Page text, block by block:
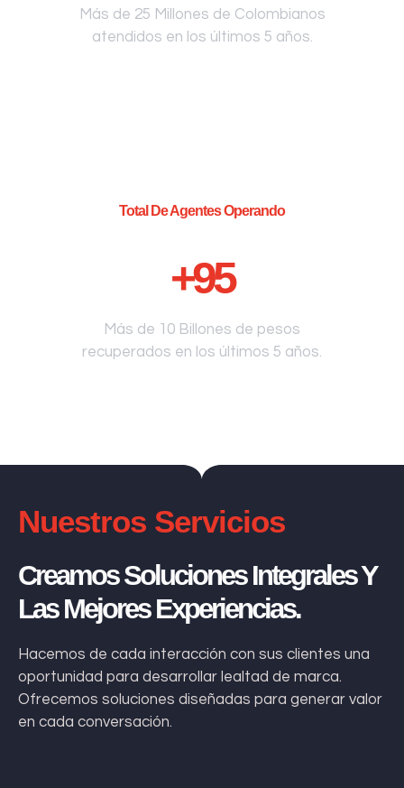
Más de 25 Millones de Colombianos
atendidos en los últimos 5 años.
Total De Agentes Operando
+95
Más de 10 Billones de pesos
recuperados en los últimos 5 años.
Nuestros Servicios
Creamos Soluciones Integrales Y
Las Mejores Experiencias.
Hacemos de cada interacción con sus clientes una
oportunidad para desarrollar lealtad de marca.
Ofrecemos soluciones diseñadas para generar valor
en cada conversación.